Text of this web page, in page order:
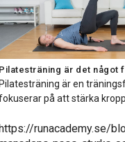
Pilatesträning är det något
Pilatesträning är en
på att stärka
och hållningen
runacademy.se/